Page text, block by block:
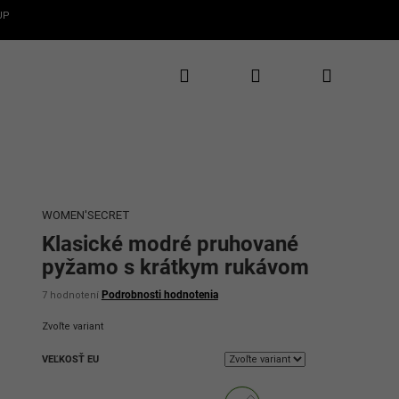
Prihlásenie
Priemerné
produktu
je
z
7 hodnotení Podrobnosti hodnotenia
Klasické modré pruhované
pyžamo s krátkym rukávom
WOMEN'SECRET
VEĽKOSŤ EU
Zvoľte variant
✕
ponuky